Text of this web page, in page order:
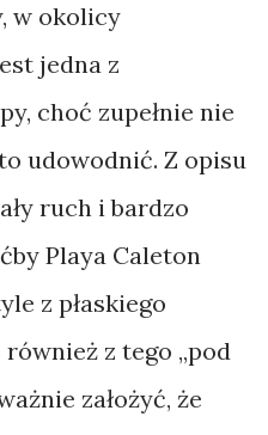
w okolicy
jedna z
choć zupełnie nie
udowodnić. Z opisu
ruch i bardzo
Playa Caleton
z płaskiego
z tego „pod
założyć, że